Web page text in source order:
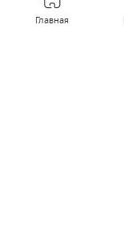
Главная
Согласие на
Настоящим